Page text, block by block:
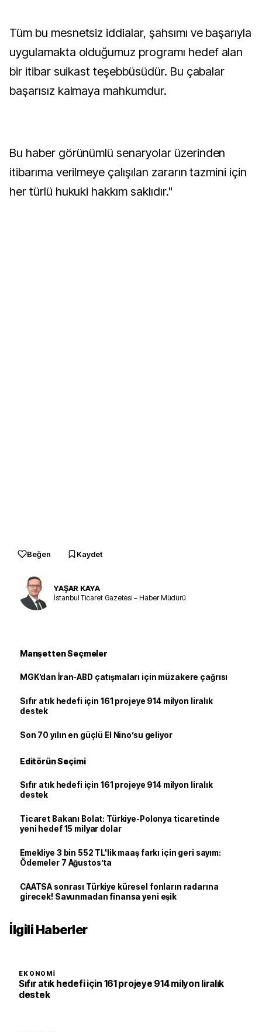
Tüm bu mesnetsiz iddialar, şahsımı ve başarıyla
uygulamakta olduğumuz programı hedef alan
bir itibar suikast teşebbüsüdür. Bu çabalar
başarısız kalmaya mahkumdur.
Bu haber görünümlü senaryolar üzerinden
itibarıma verilmeye çalışılan zararın tazmini için
her türlü hukuki hakkım saklıdır."
Beğen Kaydet
YAŞAR KAYA
İstanbul Ticaret Gazetesi – Haber Müdürü
Manşetten Seçmeler
MGK’dan İran-ABD çatışmaları için müzakere çağrısı
Sıfır atık hedefi için 161 projeye 914 milyon liralık
destek
Son 70 yılın en güçlü El Nino’su geliyor
Editörün Seçimi
Sıfır atık hedefi için 161 projeye 914 milyon liralık
destek
Ticaret Bakanı Bolat: Türkiye-Polonya ticaretinde
yeni hedef 15 milyar dolar
Emekliye 3 bin 552 TL'lik maaş farkı için geri sayım:
Ödemeler 7 Ağustos’ta
CAATSA sonrası Türkiye küresel fonların radarına
girecek! Savunmadan finansa yeni eşik
İlgili Haberler
EKONOMI
Sıfır atık hedefi için 161 projeye 914 milyon liralık
destek